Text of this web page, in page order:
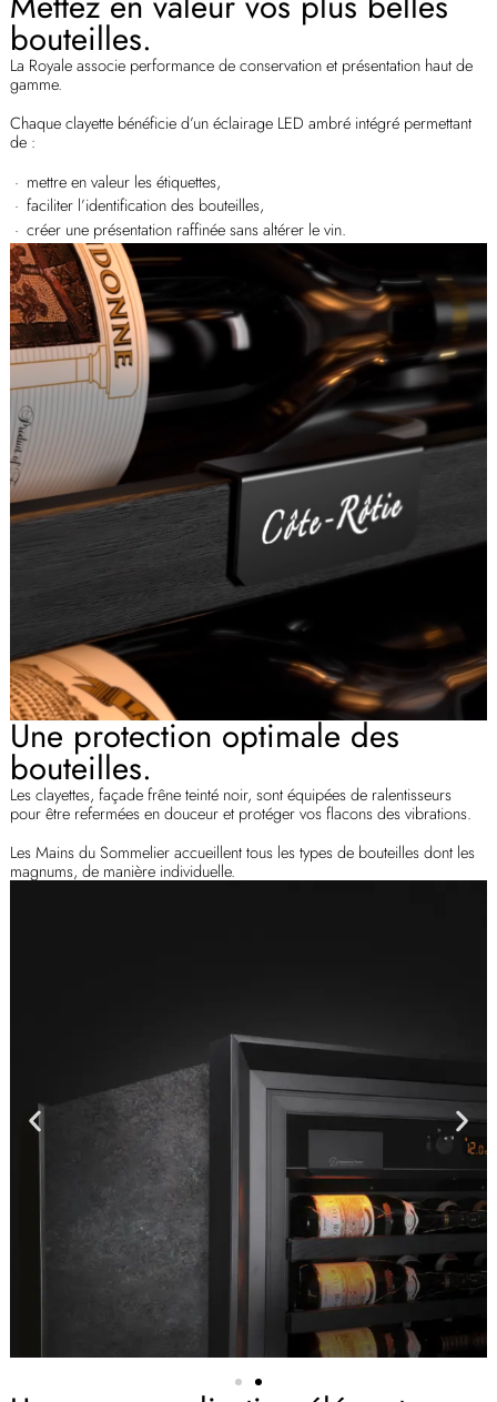
bouteilles.
La Royale associe performance de conservation et présentation haut de
gamme.
Chaque clayette bénéficie d’un éclairage LED ambré intégré permettant
de :
mettre en valeur les étiquettes,
faciliter l’identification des bouteilles,
créer une présentation raffinée sans altérer le vin.
Une protection optimale des
bouteilles.
Les clayettes, façade frêne teinté noir, sont équipées de ralentisseurs
pour être refermées en douceur et protéger vos flacons des vibrations.
Les Mains du Sommelier accueillent tous les types de bouteilles dont les
magnums, de manière individuelle.